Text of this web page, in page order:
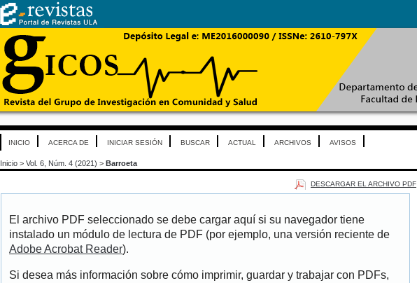
INICIO ACERCA DE INICIAR SESIÓN BUSCAR ACTUAL ARCHIVOS AVISOS
Inicio > Vol. 6, Núm. 4 (2021) > Barroeta
DESCARGAR EL ARCHIVO PDF
El archivo PDF seleccionado se debe cargar aquí si su navegador tiene
instalado un módulo de lectura de PDF (por ejemplo, una versión reciente de
Adobe Acrobat Reader).
Si desea más información sobre cómo imprimir, guardar y trabajar con PDFs,